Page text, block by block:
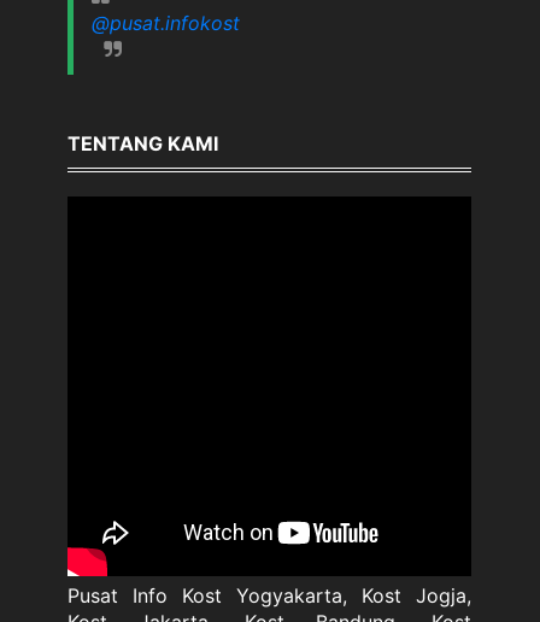
@pusat.infokost
TENTANG KAMI
Pusat Info Kost Yogyakarta, Kost Jogja,